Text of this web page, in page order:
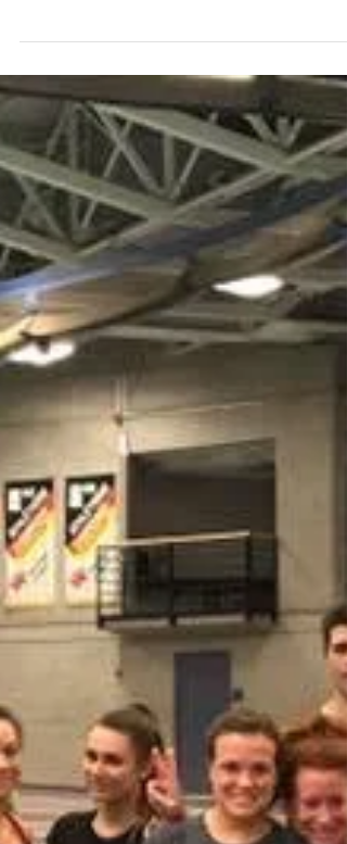
hiver, la RunSquad se poursuit au